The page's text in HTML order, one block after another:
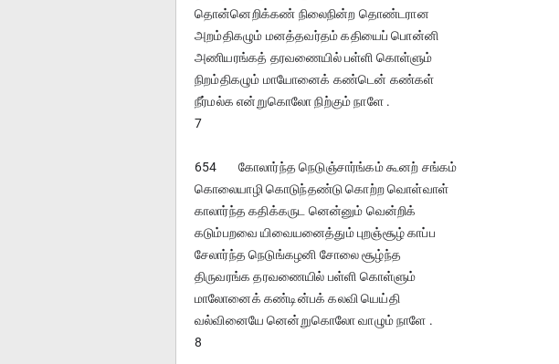
தொன்னெறிக்கண் நிலைநின்ற தொண்டரான
அறம்திகழும் மனத்தவர்தம் கதியைப் பொன்னி
அணியரங்கத் தரவணையில் பள்ளி கொள்ளும்
நிறம்திகழும் மாயோனைக் கண்டென் கண்கள்
நீர்மல்க என்றுகொலோ நிற்கும் நாளே .
7
654	கோலார்ந்த நெடுஞ்சார்ங்கம் கூனற் சங்கம்
கொலையாழி கொடுந்தண்டு கொற்ற வொள்வாள்
காலார்ந்த கதிக்கருட னென்னும் வென்றிக்
கடும்பறவை யிவையனைத்தும் புறஞ்சூழ் காப்ப
சேலார்ந்த நெடுங்கழனி சோலை சூழ்ந்த
திருவரங்க தரவணையில் பள்ளி கொள்ளும்
மாலோனைக் கண்டின்பக் கலவி யெய்தி
வல்வினையே னென்றுகொலோ வாழும் நாளே .
8